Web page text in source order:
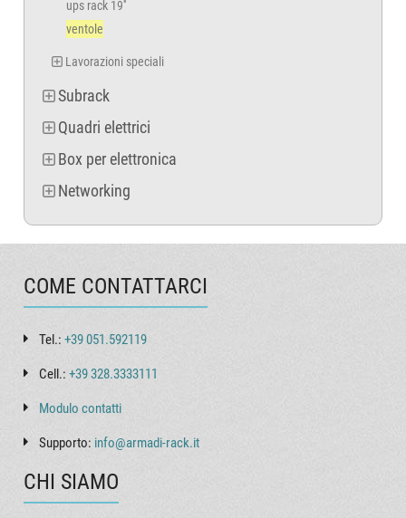
ups rack 19''
ventole
Lavorazioni speciali
Subrack
Quadri elettrici
Box per elettronica
Networking
COME CONTATTARCI
Tel.:+39 051.592119
Cell.:+39 328.3333111
Modulo contatti
Supporto: info@armadi-rack.it
CHI SIAMO